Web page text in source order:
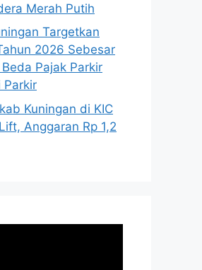
Merah Putih
Targetkan
2026 Sebesar
Beda Pajak Parkir
Parkir
Kuningan di KIC
Anggaran Rp 1,2